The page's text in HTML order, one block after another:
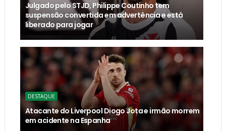
Julgado pelo STJD, Philippe Coutinho tem
suspensão convertida em advertência e está
liberado para jogar
DESTAQUE
Atacante do Liverpool Diogo Jota e irmão morrem
em acidente na Espanha